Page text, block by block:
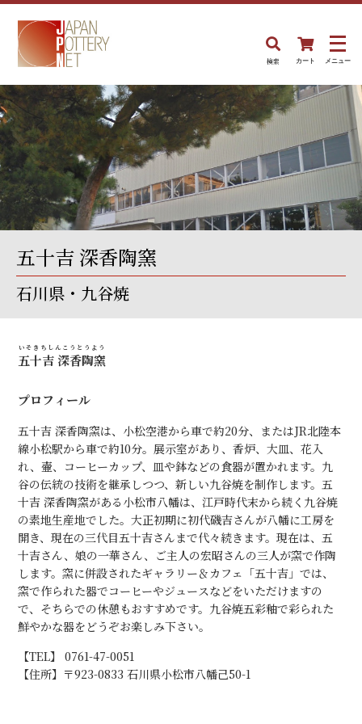
検索 カート メニュー
五十吉 深香陶窯
石川県・九谷焼
五十吉 深香陶窯
いそきちしんこうとうよう
プロフィール
五十吉 深香陶窯は、小松空港から車で約20分、またはJR北陸本
線小松駅から車で約10分。展示室があり、香炉、大皿、花入
れ、壷、コーヒーカップ、皿や鉢などの食器が置かれます。九
谷の伝統の技術を継承しつつ、新しい九谷焼を制作します。五
十吉 深香陶窯がある小松市八幡は、江戸時代末から続く九谷焼
の素地生産地でした。大正初期に初代磯吉さんが八幡に工房を
開き、現在の三代目五十吉さんまで代々続きます。現在は、五
十吉さん、娘の一華さん、ご主人の宏昭さんの三人が窯で作陶
します。窯に併設されたギャラリー＆カフェ「五十吉」では、
窯で作られた器でコーヒーやジュースなどをいただけますの
で、そちらでの休憩もおすすめです。九谷焼五彩釉で彩られた
鮮やかな器をどうぞお楽しみ下さい。
【TEL】 0761-47-0051
【住所】〒923-0833 石川県小松市八幡己50-1